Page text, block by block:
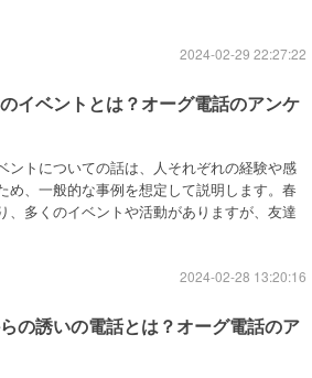
2024-02-29 22:27:22
イベントとは？オーグ電話のアンケ
ントについての話は、人それぞれの経験や感
め、一般的な事例を想定して説明します。春
、多くのイベントや活動がありますが、友達
2024-02-28 13:20:16
の誘いの電話とは？オーグ電話のア